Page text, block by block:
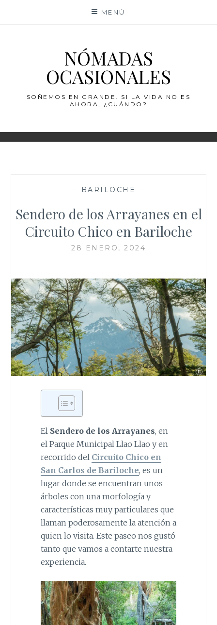
MENÚ
NÓMADAS
OCASIONALES
SOÑEMOS EN GRANDE. SI LA VIDA NO ES
AHORA, ¿CUÁNDO?
— BARILOCHE —
Sendero de los Arrayanes en el
Circuito Chico en Bariloche
28 ENERO, 2024
El Sendero de los Arrayanes, en
el Parque Municipal Llao Llao y en
recorrido del Circuito Chico en
San Carlos de Bariloche, es un
lugar donde se encuentran unos
árboles con una morfología y
características muy particulares que
llaman poderosamente la atención a
quien lo visita. Este paseo nos gustó
tanto que vamos a contarte nuestra
experiencia.